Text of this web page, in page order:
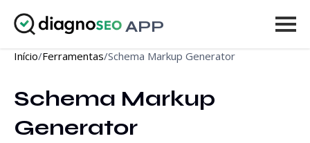
APP
Ferramentas
Preços
Mais
Início/Ferramentas/Schema Markup Generator
Schema Markup
Generator